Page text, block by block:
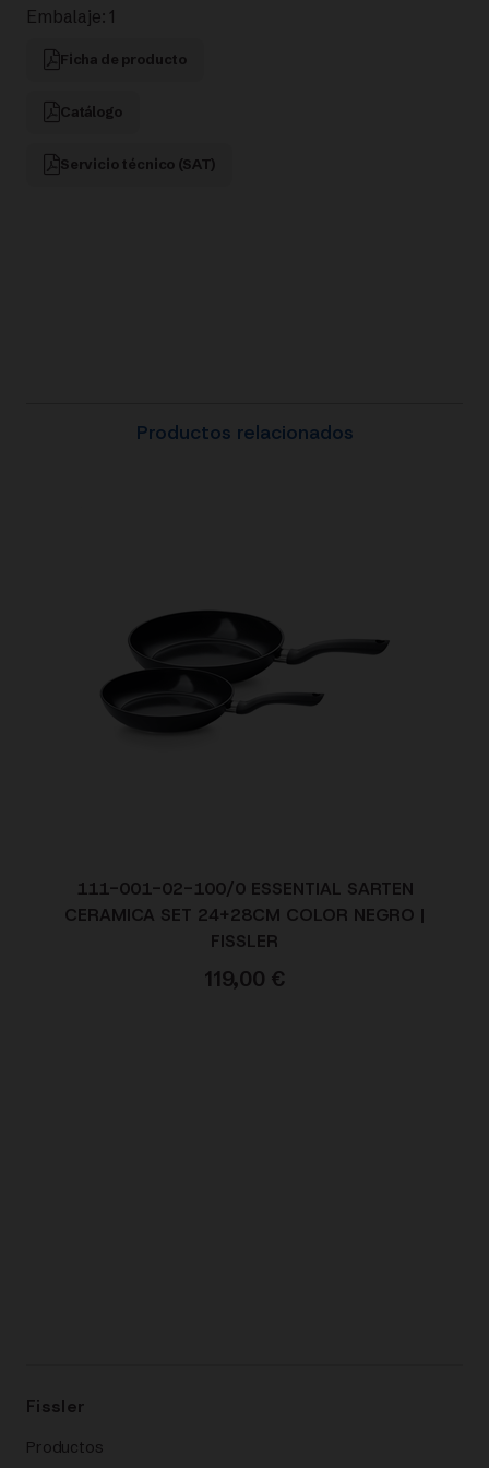
Embalaje: 1
Ficha de producto
Catálogo
Servicio técnico (SAT)
Productos relacionados
111-001-02-100/0 ESSENTIAL SARTEN
CERAMICA SET 24+28CM COLOR NEGRO |
FISSLER
119,00 €
Fissler
Productos